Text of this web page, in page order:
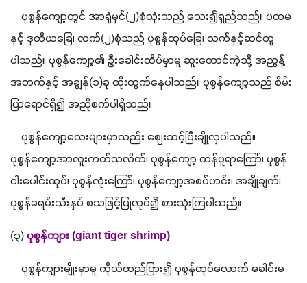
ပုစွန်ကျော့တွင် အာရုံမှင်(၂)စုံလုံးသည် သေး၍ရှည်သည်။ ပထမ
နှင့် ဒုတိယခြေ၊ လက်(၂)စုံသည် ပုစွန်ထုပ်ခြေ၊ လက်နှင့်ဆင်တူ
ပါသည်။ ပုစွန်ကျော့၏ ဦးခေါင်းထိပ်မှာမူ ဆူးတောင်ကဲ့သို့ အညွှန့်
အတက်နှင့် အချွန်(၁)ခု ထိုးထွက်နေပါသည်။ ပုစွန်ကျော့သည် စိမ်း
ပြာရောင်ရှိ၍ အညိုစက်ပါရှိသည်။
ပုစွန်ကျော့လေးများမှာလည်း ဈေးသင့်ပြီးချိုလှပါသည်။
ပုစွန်ကျော့အာလူးကတ်သလိတ်၊ ပုစွန်ကျော့ တန်ပူရာကြော်၊ ပုစွန်
ငါးပေါင်းထုပ်၊ ပုစွန်လုံးကြော်၊ ပုစွန်ကျော့အစပ်ဟင်း၊ အချိုချက်၊
ပုစွန်ခရမ်းသီးနှပ် စသဖြင့်ပြုလုပ်၍ စားသုံးကြပါသည်။
(၃) ပုစွန်ကျား (giant tiger shrimp)
ပုစွန်ကျားမျိုးမှာမူ ကိုယ်ထည်ပြား၍ ပုစွန်ထုပ်လောက် ခေါင်းမ